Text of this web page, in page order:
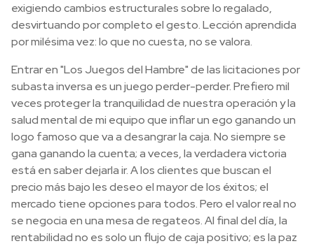
exigiendo cambios estructurales sobre lo regalado,
desvirtuando por completo el gesto. Lección aprendida
por milésima vez: lo que no cuesta, no se valora.
Entrar en "Los Juegos del Hambre" de las licitaciones por
subasta inversa es un juego perder-perder. Prefiero mil
veces proteger la tranquilidad de nuestra operación y la
salud mental de mi equipo que inflar un ego ganando un
logo famoso que va a desangrar la caja. No siempre se
gana ganando la cuenta; a veces, la verdadera victoria
está en saber dejarla ir. A los clientes que buscan el
precio más bajo les deseo el mayor de los éxitos; el
mercado tiene opciones para todos. Pero el valor real no
se negocia en una mesa de regateos. Al final del día, la
rentabilidad no es solo un flujo de caja positivo; es la paz